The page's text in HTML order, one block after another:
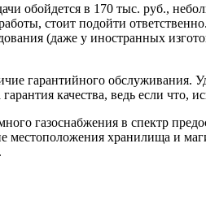
обойдется в 170 тыс. руб.,
стоит подойти
(даже у иностранных
гарантийного обслуживания.
качества, ведь если
газоснабжения в спектр
местоположения хранилища и